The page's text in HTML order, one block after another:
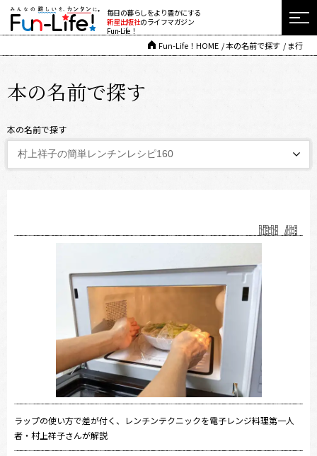
毎日の暮らしをより豊かにする
新星出版社のライフマガジン
Fun-Life！
Fun-Life！HOME 本の名前で探す ま行
本の名前で探す
本の名前で探す
ラップの使い方で差が付く、レンチンテクニックを電子レンジ料理第一人
者・村上祥子さんが解説